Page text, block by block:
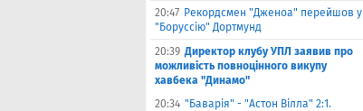
20:47 Рекордсмен "Дженоа" перейшов у
"Боруссію" Дортмунд
20:39 Директор клубу УПЛ заявив про
можливість повноцінного викупу
хавбека "Динамо"
20:34 "Баварія" - "Астон Вілла" 2:1.